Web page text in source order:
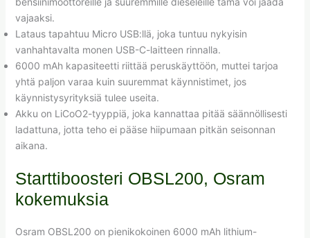
vajaaksi.
Lataus tapahtuu Micro USB:llä, joka tuntuu nykyisin
vanhahtavalta monen USB-C-laitteen rinnalla.
6000 mAh kapasiteetti riittää peruskäyttöön, muttei tarjoa
yhtä paljon varaa kuin suuremmat käynnistimet, jos
käynnistysyrityksiä tulee useita.
Akku on LiCoO2-tyyppiä, joka kannattaa pitää säännöllisesti
ladattuna, jotta teho ei pääse hiipumaan pitkän seisonnan
aikana.
Starttiboosteri OBSL200, Osram
kokemuksia
Osram OBSL200 on pienikokoinen 6000 mAh lithium-